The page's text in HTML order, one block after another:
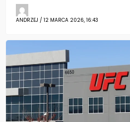
ANDRZEJ / 12 MARCA 2026, 16:43